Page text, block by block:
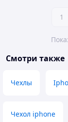
1
Смотри также
Чехлы
Чехол iphone